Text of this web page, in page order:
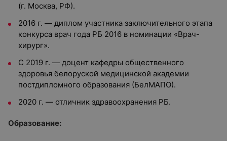
(г. Москва, РФ).
2016 г. — диплом участника заключительного этапа
конкурса врач года РБ 2016 в номинации «Врач-
хирург».
С 2019 г. — доцент кафедры общественного
здоровья белоруской медицинской академии
постдипломного образования (БелМАПО).
2020 г. — отличник здравоохранения РБ.
Образование: